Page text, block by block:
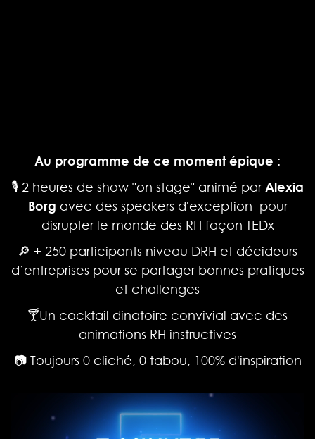
Au programme de ce moment épique :
🎙 2 heures de show "on stage" animé par Alexia
Borg avec des speakers d'exception pour
disrupter le monde des RH façon TEDx
🔎 + 250 participants niveau DRH et décideurs
d’entreprises pour se partager bonnes pratiques
et challenges
🍸Un cocktail dinatoire convivial avec des
animations RH instructives
📷 Toujours 0 cliché, 0 tabou, 100% d'inspiration